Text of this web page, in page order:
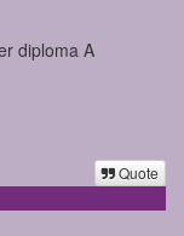
diploma A
Quote